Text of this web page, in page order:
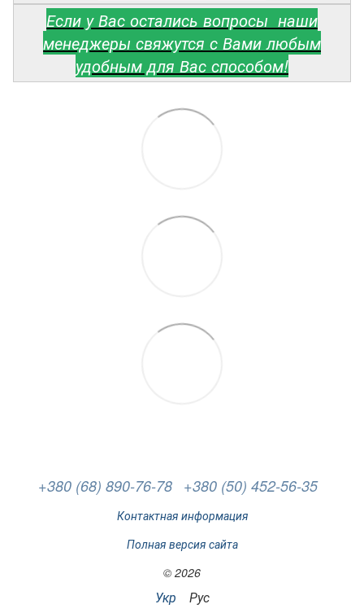
Если у Вас остались вопросы наши
менеджеры свяжутся с Вами любым
удобным для Вас способом!
+380 (68) 890-76-78 +380 (50) 452-56-35
Контактная информация
Полная версия сайта
© 2026
Укр Рус